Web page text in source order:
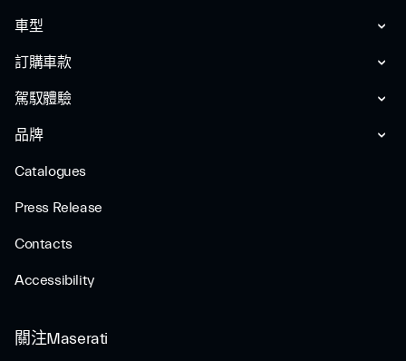
車型
訂購車款
駕馭體驗
品牌
Catalogues
Press Release
Contacts
Accessibility
關注Maserati